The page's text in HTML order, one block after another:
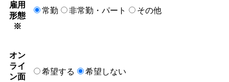
雇用
形態
※
常勤 非常勤・パート その他
オン
ライ
ン面
希望する 希望しない